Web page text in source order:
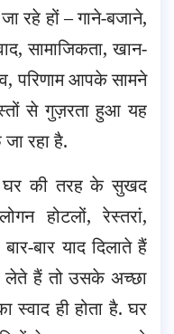
रहे हों – गाने-बजाने,
सामाजिकता, खान-
परिणाम आपके सामने
से गुज़रता हुआ यह
रहा है.
घर की तरह के सुखद
होटलों, रेस्तरां,
बार याद दिलाते हैं
लेते हैं तो उसके अच्छा
स्वाद ही होता है. घर